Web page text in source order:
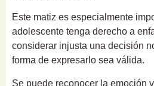
Este matiz es especialmente
adolescente tenga derecho a
considerar injusta una decisión
forma de expresarlo sea válida.
Se puede reconocer la emoción